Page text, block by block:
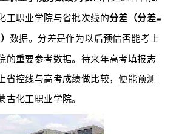
工职业学院与省批次线的分差（分差=
数据。分差是作为以后预估否能考上
的重要参考数据。待来年高考填报志
省控线与高考成绩做比较，便能预测
化工职业学院。